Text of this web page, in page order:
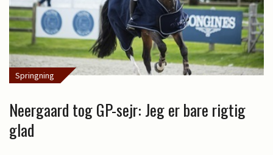
Springning
Neergaard tog GP-sejr: Jeg er bare rigtig
glad